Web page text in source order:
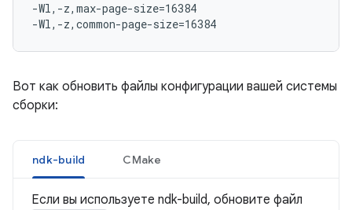
-Wl,-z,max-page-size=16384
Вот как обновить файлы конфигурации вашей системы
сборки:
ndk-build CMake
Если вы используете ndk-build, обновите файл